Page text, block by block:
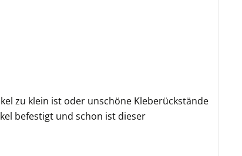
zu klein ist oder unschöne Kleberückstände
befestigt und schon ist dieser